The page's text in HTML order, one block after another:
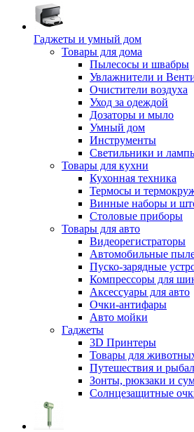
Гаджеты и умный дом
Товары для дома
Пылесосы и швабры
Увлажнители и
Очистители воздуха
Уход за одеждой
Дозаторы и мыло
Умный дом
Инструменты
Светильники и
Товары для кухни
Кухонная техника
Термосы и
Винные наборы и
Столовые приборы
Товары для авто
Видеорегистраторы
Автомобильные
Пуско-зарядные
Компрессоры для
Аксессуары для авто
Очки-антифары
Авто мойки
Гаджеты
3D Принтеры
Товары для
Путешествия и
Зонты, рюкзаки и
Солнцезащитные